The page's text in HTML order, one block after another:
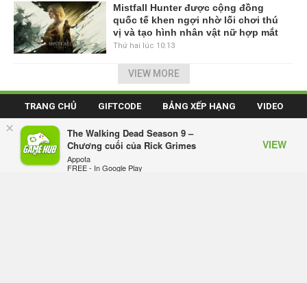
×
The Walking Dead Season 9 –
Chương cuối của Rick Grimes
Appota
FREE - In Google Play
VIEW
Mistfall Hunter được cộng đồng
quốc tế khen ngợi nhờ lối chơi thú
vị và tạo hình nhân vật nữ hợp mắt
Thứ hai lúc 10:13
VIEW MORE
TRANG CHỦ GIFTCODE BẢNG XẾP HẠNG VIDEO
SỰ KIỆN GAME CÔNG NGHỆ